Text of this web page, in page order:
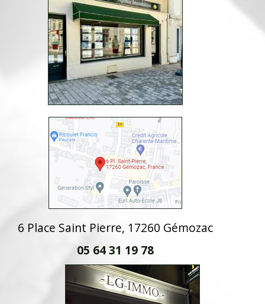
6 Place Saint Pierre, 17260 Gémozac
05 64 31 19 78